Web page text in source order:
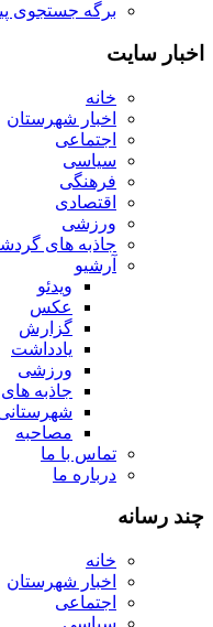
برگه جستجوی
اخبار سایت
خانه
اخبار شهرستان
اجتماعی
سیاسی
فرهنگی
اقتصادی
ورزشی
جاذبه های
آرشیو
ویدئو
عکس
گزارش
یادداشت
ورزشی
جاذبه
مصاحبه
تماس با ما
درباره ما
چند رسانه
خانه
اخبار شهرستان
اجتماعی